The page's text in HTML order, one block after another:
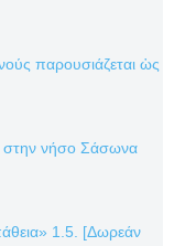
παρουσιάζεται ὡς
στην νήσο Σάσωνα
1.5. [Δωρεάν